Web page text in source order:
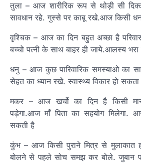
तुला – आज शारीरिक रूप से थोड़ी सी
सावधान रहे. गुस्से पर काबू रखे.आज किसी
वृश्चिक – आज का दिन बहुत अच्छा है
बच्चो पत्नी के साथ बाहर ही जाये.आलस्य भरा
धनु – आज कुछ पारिवारिक समस्याओ का
सेहत का ध्यान रखे. स्‍वास्थ्‍य विकार हो सकता
मकर – आज खर्चो का दिन है किसी
पड़ेगा.आज माँ पिता का सहयोग मिलेगा.
सकती है
कुंभ – आज किसी पुराने मित्र से
बोलने से पहले सोच समझ कर बोले. जुबान